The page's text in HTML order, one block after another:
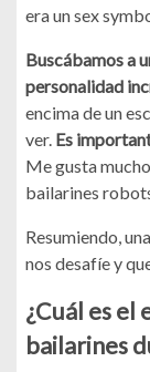
era un sex
Buscábamos a
personalidad
encima de un
ver. Es
Me gusta
bailarines
Resumiendo,
nos desafíe y
¿Cuál es el
bailarines